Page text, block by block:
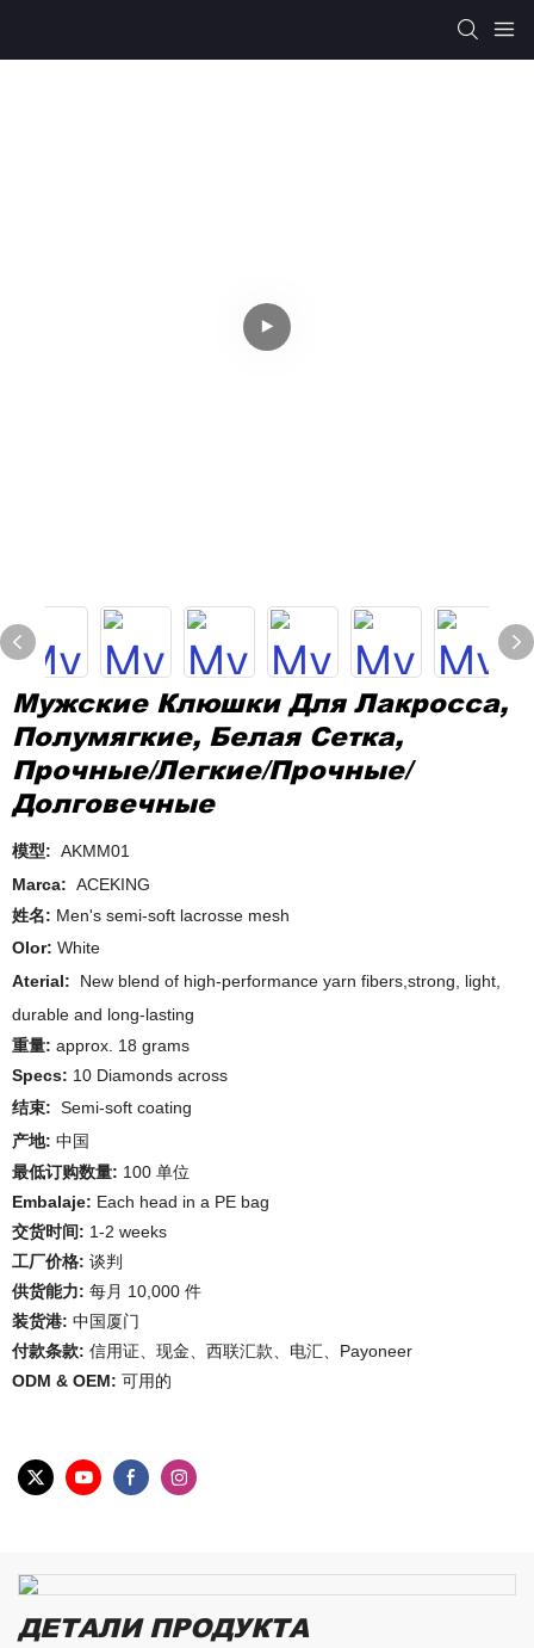
Мужские Клюшки Для Лакросса,
Полумягкие, Белая Сетка,
Прочные/легкие/прочные/
Долговечные
模型: AKMM01
Marca: ACEKING
姓名: Men's semi-soft lacrosse mesh
Olor: White
Aterial:
New blend of high-performance yarn fibers,strong, light,
durable and long-lasting
重量: approx. 18 grams
Specs: 10 Diamonds across
结束: Semi-soft coating
产地: 中国
最低订购数量: 100 单位
Embalaje: Each head in a PE bag
交货时间: 1-2 weeks
工厂价格: 谈判
供货能力: 每月 10,000 件
装货港: 中国厦门
付款条款: 信用证、现金、西联汇款、电汇、Payoneer
ODM & OEM: 可用的
ДЕТАЛИ ПРОДУКТА